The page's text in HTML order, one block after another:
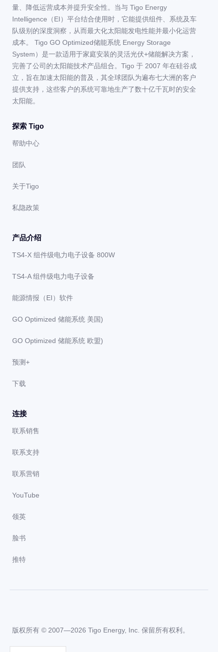
量、降低运营成本并提升安全性。当与 Tigo Energy
Intelligence（EI）平台结合使用时，它能提供组件、系统及车
队级别的深度洞察，从而最大化太阳能发电性能并最小化运营
成本。 Tigo GO Optimized储能系统 Energy Storage
System）是一款适用于家庭安装的灵活光伏+储能解决方案，
完善了公司的太阳能技术产品组合。Tigo 于 2007 年在硅谷成
立，旨在加速太阳能的普及，其全球团队为遍布七大洲的客户
提供支持，这些客户的系统可靠地生产了数十亿千瓦时的安全
太阳能。
探索 Tigo
帮助中心
团队
关于Tigo
私隐政策
产品介绍
TS4-X 组件级电力电子设备 800W
TS4-A 组件级电力电子设备
能源情报（EI）软件
GO Optimized 储能系统 美国)
GO Optimized 储能系统 欧盟)
预测+
下载
连接
联系销售
联系支持
联系营销
YouTube
领英
脸书
推特
版权所有 © 2007—2026 Tigo Energy, Inc. 保留所有权利。